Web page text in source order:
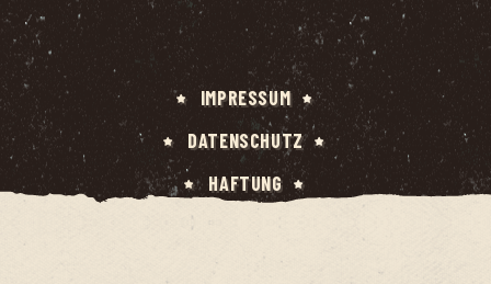
IMPRES­SUM
DATEN­SCHUTZ
HAF­TUNG